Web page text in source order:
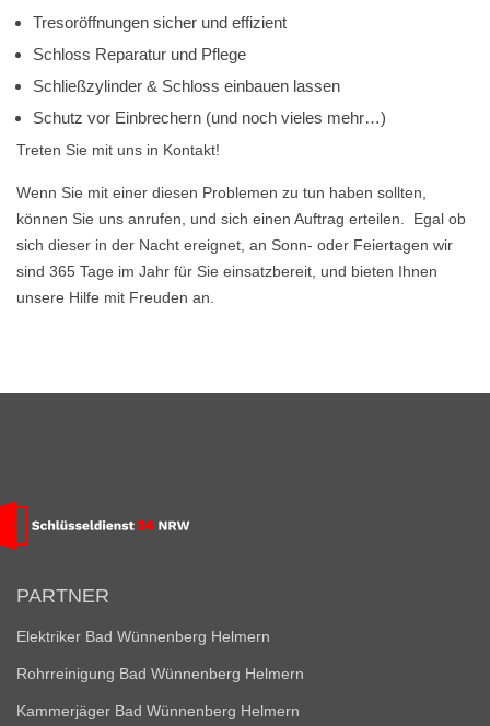
Tresoröffnungen sicher und effizient
Schloss Reparatur und Pflege
Schließzylinder & Schloss einbauen lassen
Schutz vor Einbrechern (und noch vieles mehr…)
Treten Sie mit uns in Kontakt!
Wenn Sie mit einer diesen Problemen zu tun haben sollten,
können Sie uns anrufen, und sich einen Auftrag erteilen. Egal ob
sich dieser in der Nacht ereignet, an Sonn- oder Feiertagen wir
sind 365 Tage im Jahr für Sie einsatzbereit, und bieten Ihnen
unsere Hilfe mit Freuden an.
PARTNER
Elektriker Bad Wünnenberg Helmern
Rohrreinigung Bad Wünnenberg Helmern
Kammerjäger Bad Wünnenberg Helmern